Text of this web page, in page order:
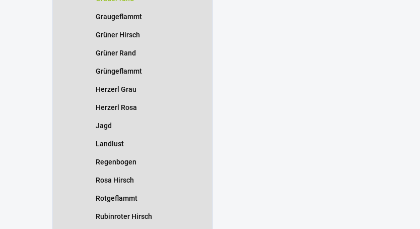
Graugeflammt
Grüner Hirsch
Grüner Rand
Grüngeflammt
Herzerl Grau
Herzerl Rosa
Jagd
Landlust
Regenbogen
Rosa Hirsch
Rotgeflammt
Rubinroter Hirsch